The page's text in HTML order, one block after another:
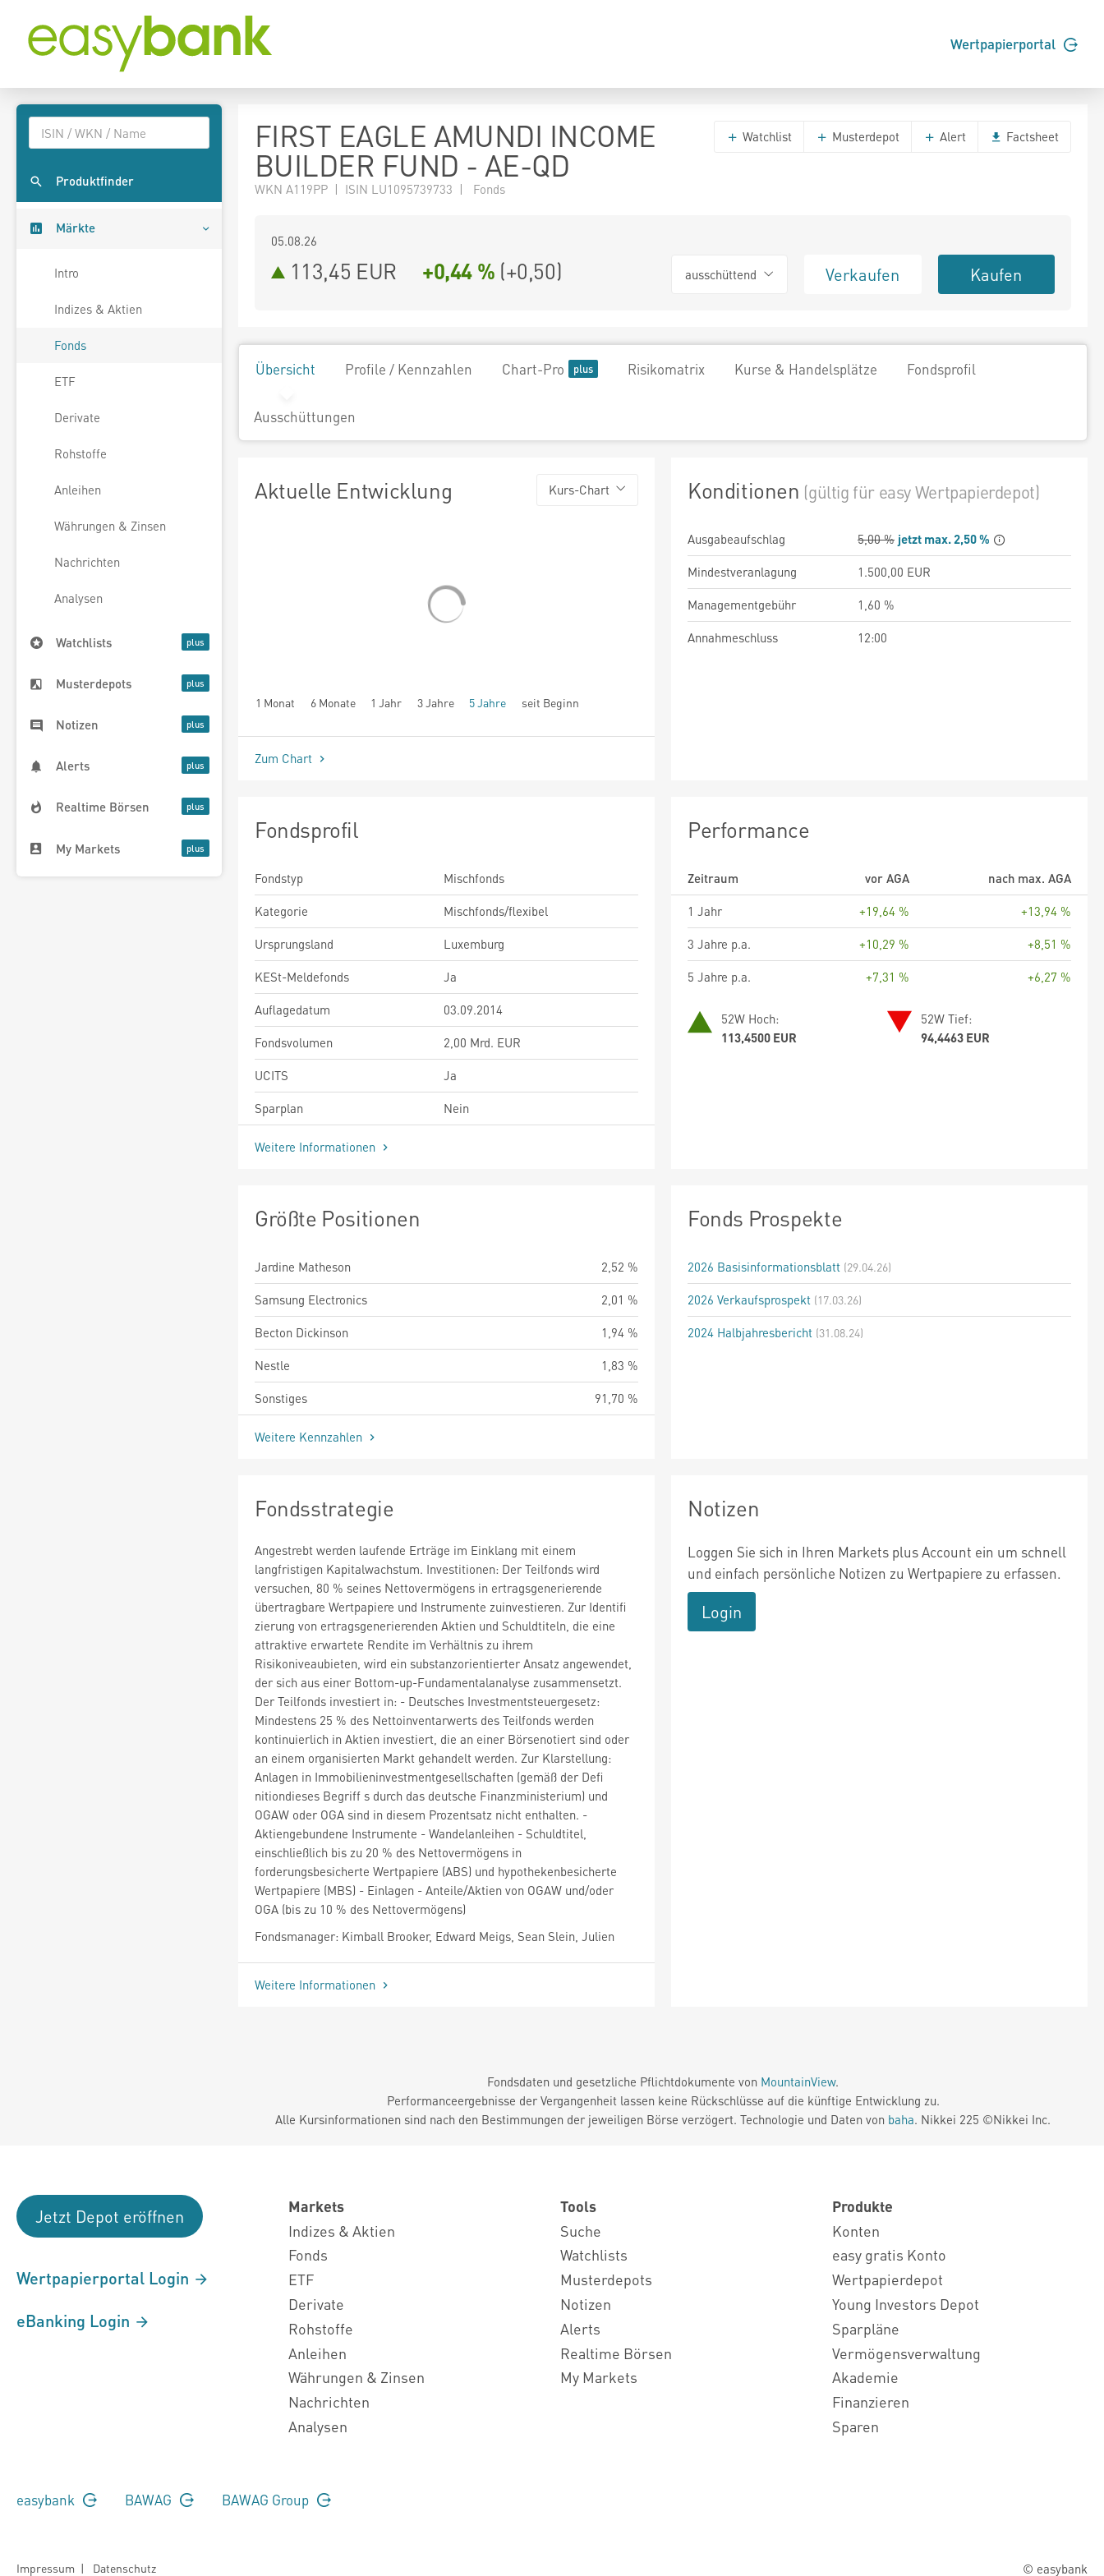
Wertpapierportal
Produktfinder
Märkte
Intro
Indizes & Aktien
Fonds
ETF
Derivate
Rohstoffe
Anleihen
Währungen & Zinsen
Nachrichten
Analysen
Watchlists
Musterdepots
Notizen
Alerts
Realtime Börsen
My Markets
FIRST EAGLE AMUNDI INCOME
BUILDER FUND - AE-QD
WKN A119PP | ISIN LU1095739733 | Fonds
Watchlist Musterdepot Alert Factsheet
05.08.26
113,45 EUR +0,44 % (+0,50) ausschüttend Verkaufen Kaufen
Übersicht Profile / Kennzahlen Chart-Pro Risikomatrix Kurse & Handelsplätze Fondsprofil
Ausschüttungen
Aktuelle Entwicklung Kurs-Chart
1 Monat 6 Monate 1 Jahr 3 Jahre 5 Jahre seit Beginn
Zum Chart
Konditionen (gültig für easy Wertpapierdepot)
Ausgabeaufschlag 5,00 % jetzt max. 2,50 %
Mindestveranlagung
1.500,00 EUR
Managementgebühr
1,60 %
Annahmeschluss
12:00
Fondsprofil
Fondstyp
Mischfonds
Kategorie
Mischfonds/flexibel
Ursprungsland
Luxemburg
KESt-Meldefonds
Ja
Auflagedatum
03.09.2014
Fondsvolumen
2,00 Mrd. EUR
UCITS
Ja
Sparplan
Nein
Weitere Informationen
Performance
Zeitraum vor AGA
nach max. AGA
1 Jahr
+19,64 %
+13,94 %
3 Jahre p.a.
+10,29 %
+8,51 %
5 Jahre p.a.
+7,31 % +6,27 %
52W Hoch:
113,4500 EUR
52W Tief:
94,4463 EUR
Größte Positionen
Jardine Matheson
2,52 %
Samsung Electronics
2,01 %
Becton Dickinson
1,94 %
Nestle
1,83 %
Sonstiges
91,70 %
Weitere Kennzahlen
Fonds Prospekte
2026 Basisinformationsblatt (29.04.26)
2026 Verkaufsprospekt (17.03.26)
2024 Halbjahresbericht (31.08.24)
Fondsstrategie
Angestrebt werden laufende Erträge im Einklang mit einem
langfristigen Kapitalwachstum. Investitionen: Der Teilfonds wird
versuchen, 80 % seines Nettovermögens in ertragsgenerierende
übertragbare Wertpapiere und Instrumente zuinvestieren. Zur Identifi
zierung von ertragsgenerierenden Aktien und Schuldtiteln, die eine
attraktive erwartete Rendite im Verhältnis zu ihrem
Risikoniveaubieten, wird ein substanzorientierter Ansatz angewendet,
der sich aus einer Bottom-up-Fundamentalanalyse zusammensetzt.
Der Teilfonds investiert in: - Deutsches Investmentsteuergesetz:
Mindestens 25 % des Nettoinventarwerts des Teilfonds werden
kontinuierlich in Aktien investiert, die an einer Börsenotiert sind oder
an einem organisierten Markt gehandelt werden. Zur Klarstellung:
Anlagen in Immobilieninvestmentgesellschaften (gemäß der Defi
nitiondieses Begriff s durch das deutsche Finanzministerium) und
OGAW oder OGA sind in diesem Prozentsatz nicht enthalten. -
Aktiengebundene Instrumente - Wandelanleihen - Schuldtitel,
einschließlich bis zu 20 % des Nettovermögens in
forderungsbesicherte Wertpapiere (ABS) und hypothekenbesicherte
Wertpapiere (MBS) - Einlagen - Anteile/Aktien von OGAW und/oder
OGA (bis zu 10 % des Nettovermögens)
Fondsmanager: Kimball Brooker, Edward Meigs, Sean Slein, Julien
Weitere Informationen
Notizen
Loggen Sie sich in Ihren Markets plus Account ein um schnell
und einfach persönliche Notizen zu Wertpapiere zu erfassen.
Login
Fondsdaten und gesetzliche Pflichtdokumente von MountainView.
Performanceergebnisse der Vergangenheit lassen keine Rückschlüsse auf die künftige Entwicklung zu.
Alle Kursinformationen sind nach den Bestimmungen der jeweiligen Börse verzögert. Technologie und Daten von baha. Nikkei 225 ©Nikkei Inc.
Jetzt Depot eröffnen
Wertpapierportal Login
eBanking Login
Markets
Indizes & Aktien
Fonds
ETF
Derivate
Rohstoffe
Anleihen
Währungen & Zinsen
Nachrichten
Analysen
Tools
Suche
Watchlists
Musterdepots
Notizen
Alerts
Realtime Börsen
My Markets
Produkte
Konten
easy gratis Konto
Wertpapierdepot
Young Investors Depot
Sparpläne
Vermögensverwaltung
Akademie
Finanzieren
Sparen
easybank BAWAG BAWAG Group
Impressum | Datenschutz © easybank